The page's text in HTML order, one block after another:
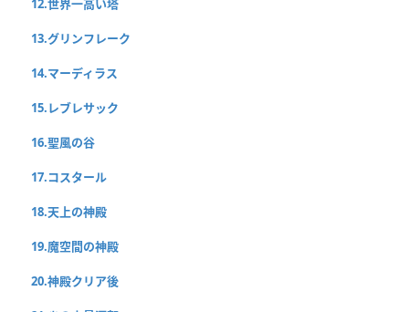
12.世界一高い塔
13.グリンフレーク
14.マーディラス
15.レブレサック
16.聖風の谷
17.コスタール
18.天上の神殿
19.魔空間の神殿
20.神殿クリア後